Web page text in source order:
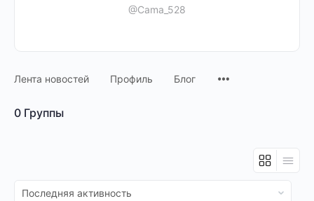
@Cama_528
Лента новостей Профиль Блог
0 Группы
Сортировать